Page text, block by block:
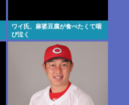
ワイ氏、麻婆豆腐が食べたくて咽
び泣く